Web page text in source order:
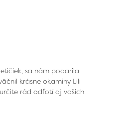
sa nám podarila
krásne okamihy Lili
rád odfotí aj vašich